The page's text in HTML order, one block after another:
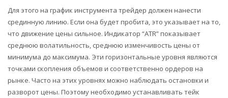
Для этого на график инструмента трейдер должен нанести
срединную линию. Если она будет пробита, это указывает на то,
что движение цены сильное. Индикатор “ATR” показывает
среднюю волатильность, среднюю изменчивость цены от
минимума до максимума. Эти горизонтальные уровня являются
точками скопления объемов и соответственно ордеров на
рынке. Часто на этих уровнях можно наблюдать остановки и
разворот цены. Поэтому необходимо устанавливать тейк